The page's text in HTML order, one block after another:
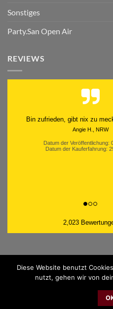
Sonstiges
Party.San Open Air
REVIEWS
Bin zufrieden, gibt nix zu
Angie H., NRW
Datum der Veröffentlichung:
Datum der Kauferfahrung:
2,023
2026 © cudgel Vertrieb - a
Diese Website benutzt
nutzt, gehen wir von